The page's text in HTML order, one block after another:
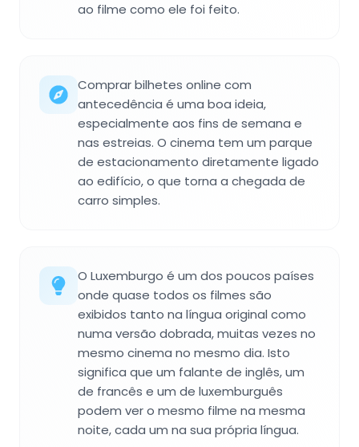
ao filme como ele foi feito.
Comprar bilhetes online com
antecedência é uma boa ideia,
especialmente aos fins de semana e
nas estreias. O cinema tem um parque
de estacionamento diretamente ligado
ao edifício, o que torna a chegada de
carro simples.
O Luxemburgo é um dos poucos países
onde quase todos os filmes são
exibidos tanto na língua original como
numa versão dobrada, muitas vezes no
mesmo cinema no mesmo dia. Isto
significa que um falante de inglês, um
de francês e um de luxemburguês
podem ver o mesmo filme na mesma
noite, cada um na sua própria língua.